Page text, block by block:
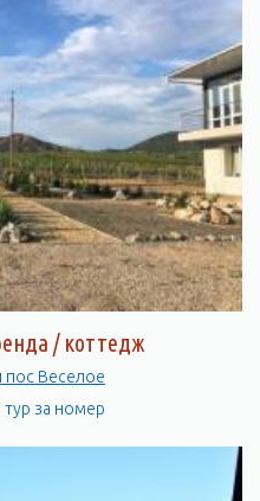
/ коттедж
Веселое
за номер